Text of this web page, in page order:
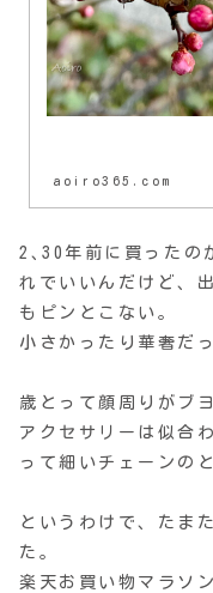
aoiro365.com
2､30年前に買ったの
れでいいんだけど、
もピンとこない。
小さかったり華奢だ
歳とって顔周りがブ
アクセサリーは似合
って細いチェーンの
というわけで、たま
た。
楽天お買い物マラソ